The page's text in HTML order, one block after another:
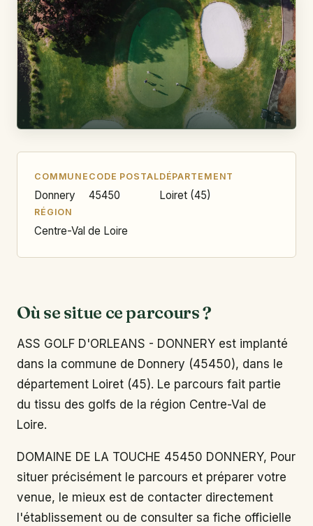
COMMUNE
Donnery
CODE POSTAL
45450
DÉPARTEMENT
Loiret (45)
RÉGION
Centre-Val de Loire
Où se situe ce parcours ?
ASS GOLF D'ORLEANS - DONNERY est implanté
dans la commune de Donnery (45450), dans le
département Loiret (45). Le parcours fait partie
du tissu des golfs de la région Centre-Val de
Loire.
DOMAINE DE LA TOUCHE 45450 DONNERY, Pour
situer précisément le parcours et préparer votre
venue, le mieux est de contacter directement
l'établissement ou de consulter sa fiche officielle